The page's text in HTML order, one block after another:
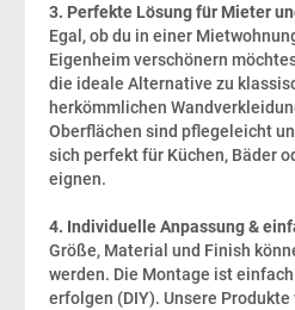
3. Perfekte Lösung für Mieter
Egal, ob du in einer
Eigenheim verschönern
die ideale Alternative zu
herkömmlichen
Oberflächen sind pflegeleicht
sich perfekt für Küchen, Bäder
eignen.
4. Individuelle Anpassung &
Größe, Material und Finish
werden. Die Montage ist
erfolgen (DIY). Unsere